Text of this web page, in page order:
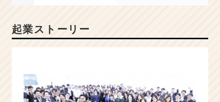
失
3
5
年
起業ストーリー